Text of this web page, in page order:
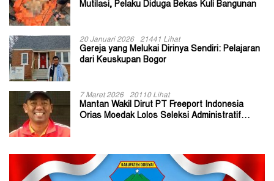
Mutilasi, Pelaku Diduga Bekas Kuli Bangunan
20 Januari 2026 21441 Lihat
Gereja yang Melukai Dirinya Sendiri: Pelajaran
dari Keuskupan Bogor
7 Maret 2026 20110 Lihat
Mantan Wakil Dirut PT Freeport Indonesia
Orias Moedak Lolos Seleksi Administratif